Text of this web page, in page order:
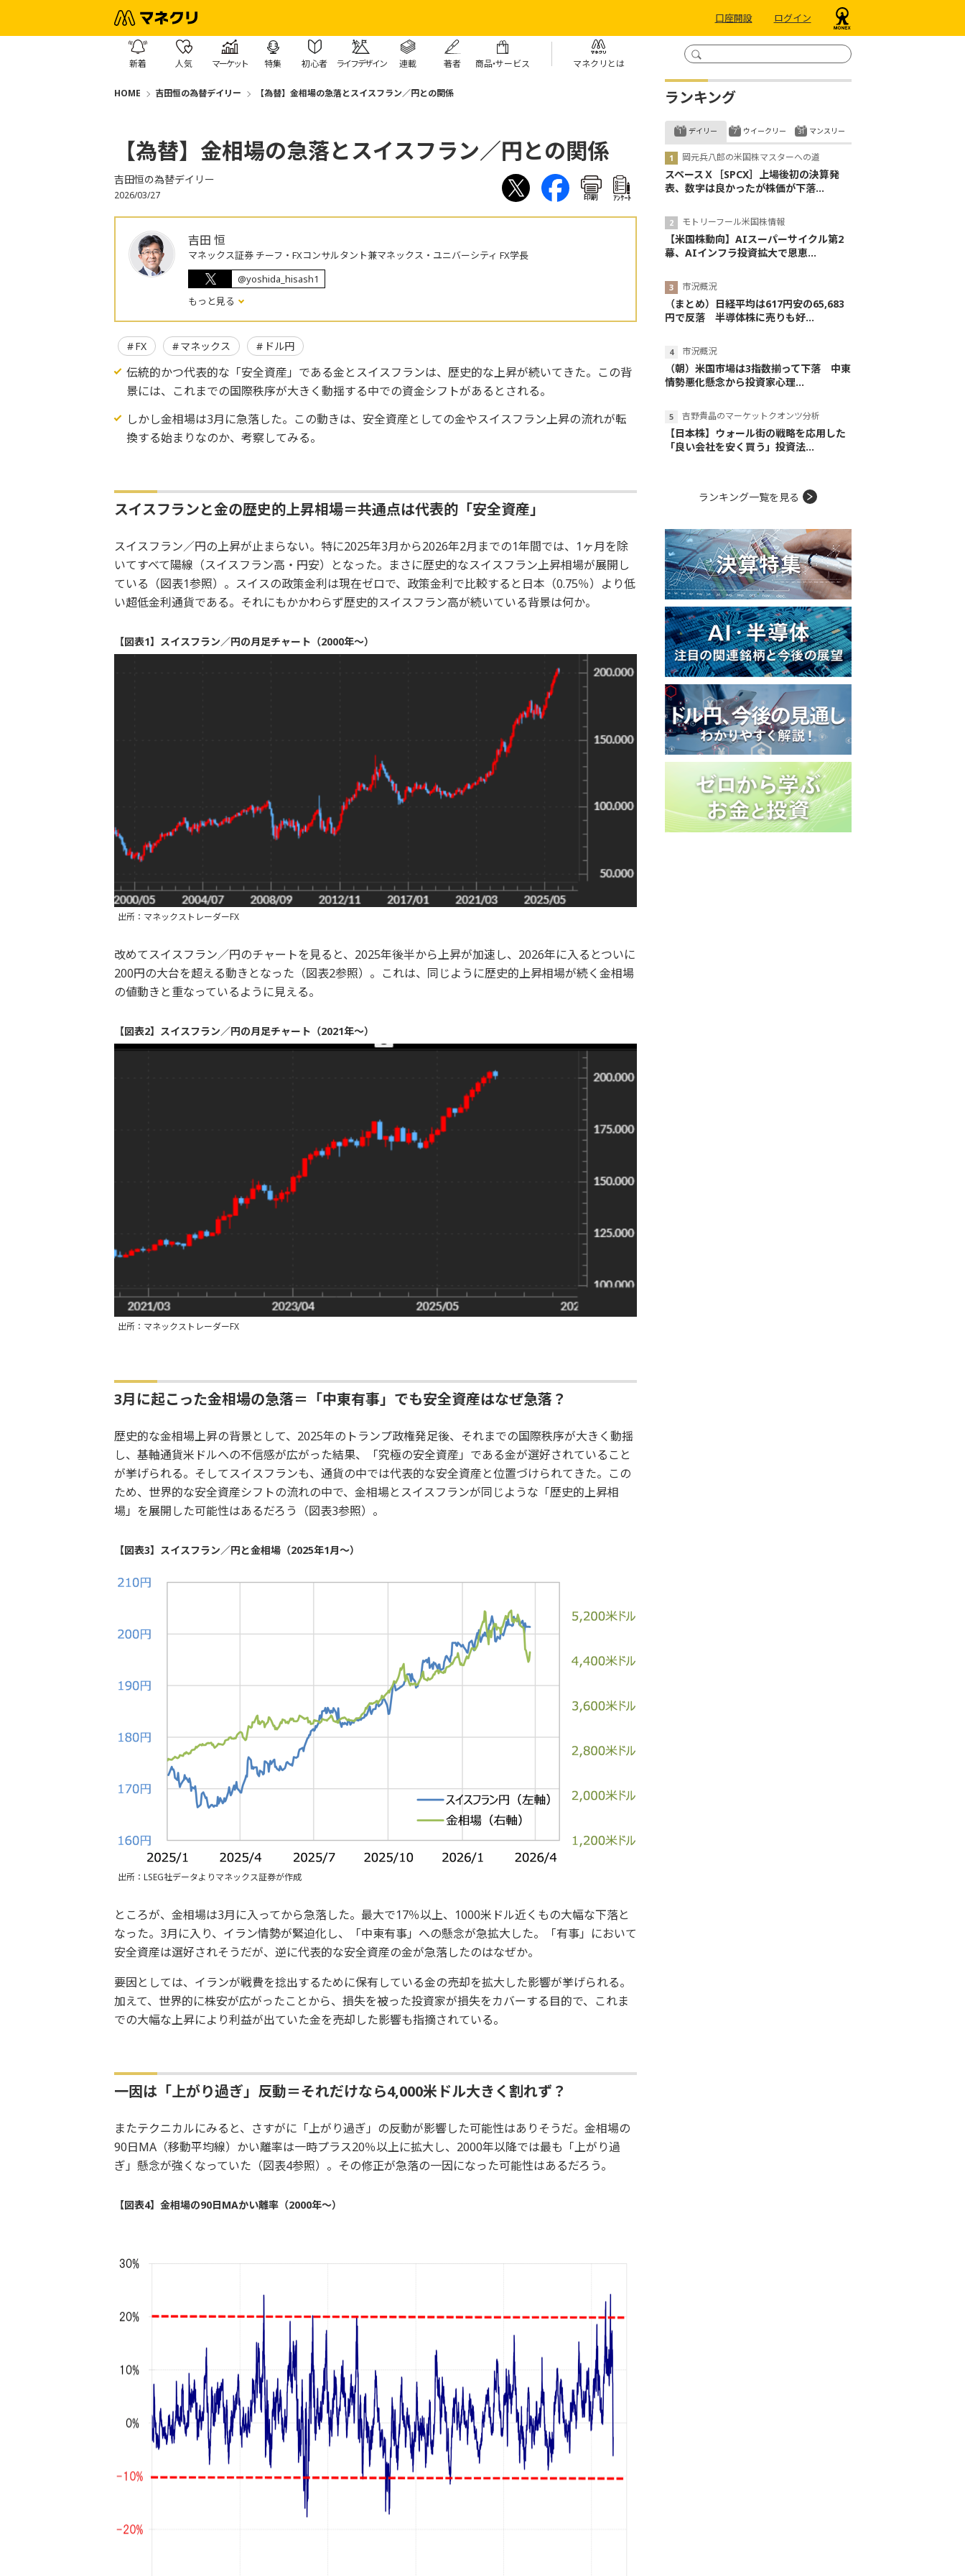
口座開設 ログイン
新着 人気 マーケット 特集 初心者 ライフデザイン 連載 著者 商品・サービス マネクリとは
HOME 吉田恒の為替デイリー 【為替】金相場の急落とスイスフラン／円との関係
【為替】金相場の急落とスイスフラン／円との関係
吉田恒の為替デイリー
2026/03/27 印刷 ｱﾝｹｰﾄ
吉田 恒
マネックス証券 チーフ・FXコンサルタント兼マネックス・ユニバーシティ FX学長
@yoshida_hisash1
もっと見る
FX マネックス ドル円
伝統的かつ代表的な「安全資産」である金とスイスフランは、歴史的な上昇が続いてきた。この背
景には、これまでの国際秩序が大きく動揺する中での資金シフトがあるとされる。
しかし金相場は3月に急落した。この動きは、安全資産としての金やスイスフラン上昇の流れが転
換する始まりなのか、考察してみる。
スイスフランと金の歴史的上昇相場＝共通点は代表的「安全資産」
スイスフラン／円の上昇が止まらない。特に2025年3月から2026年2月までの1年間では、1ヶ月を除
いてすべて陽線（スイスフラン高・円安）となった。まさに歴史的なスイスフラン上昇相場が展開し
ている（図表1参照）。スイスの政策金利は現在ゼロで、政策金利で比較すると日本（0.75％）より低
い超低金利通貨である。それにもかかわらず歴史的スイスフラン高が続いている背景は何か。
【図表1】スイスフラン／円の月足チャート（2000年～）
出所：マネックストレーダーFX
改めてスイスフラン／円のチャートを見ると、2025年後半から上昇が加速し、2026年に入るとついに
200円の大台を超える動きとなった（図表2参照）。これは、同じように歴史的上昇相場が続く金相場
の値動きと重なっているように見える。
【図表2】スイスフラン／円の月足チャート（2021年～）
出所：マネックストレーダーFX
3月に起こった金相場の急落＝「中東有事」でも安全資産はなぜ急落？
歴史的な金相場上昇の背景として、2025年のトランプ政権発足後、それまでの国際秩序が大きく動揺
し、基軸通貨米ドルへの不信感が広がった結果、「究極の安全資産」である金が選好されていること
が挙げられる。そしてスイスフランも、通貨の中では代表的な安全資産と位置づけられてきた。この
ため、世界的な安全資産シフトの流れの中で、金相場とスイスフランが同じような「歴史的上昇相
場」を展開した可能性はあるだろう（図表3参照）。
【図表3】スイスフラン／円と金相場（2025年1月～）
出所：LSEG社データよりマネックス証券が作成
ところが、金相場は3月に入ってから急落した。最大で17％以上、1000米ドル近くもの大幅な下落と
なった。3月に入り、イラン情勢が緊迫化し、「中東有事」への懸念が急拡大した。「有事」において
安全資産は選好されそうだが、逆に代表的な安全資産の金が急落したのはなぜか。
要因としては、イランが戦費を捻出するために保有している金の売却を拡大した影響が挙げられる。
加えて、世界的に株安が広がったことから、損失を被った投資家が損失をカバーする目的で、これま
での大幅な上昇により利益が出ていた金を売却した影響も指摘されている。
一因は「上がり過ぎ」反動＝それだけなら4,000米ドル大きく割れず？
またテクニカルにみると、さすがに「上がり過ぎ」の反動が影響した可能性はありそうだ。金相場の
90日MA（移動平均線）かい離率は一時プラス20％以上に拡大し、2000年以降では最も「上がり過
ぎ」懸念が強くなっていた（図表4参照）。その修正が急落の一因になった可能性はあるだろう。
【図表4】金相場の90日MAかい離率（2000年～）
ランキング
デイリー
岡元兵八郎の米国株マスターへの道
スペースＸ［SPCX］上場後初の決算発
表、数字は良かったが株価が下落...
モトリーフール米国株情報
【米国株動向】AIスーパーサイクル第2
幕、AIインフラ投資拡大で恩恵...
市況概況
（まとめ）日経平均は617円安の65,683
円で反落 半導体株に売りも好...
市況概況
（朝）米国市場は3指数揃って下落 中東
情勢悪化懸念から投資家心理...
吉野貴晶のマーケットクオンツ分析
【日本株】ウォール街の戦略を応用した
「良い会社を安く買う」投資法...
ウイークリー マンスリー
ランキング一覧を見る